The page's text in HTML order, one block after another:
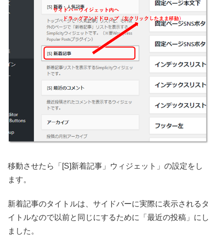
移動させたら「[S]新着記事」ウィジェット」の設定をし
ます。
新着記事のタイトルは、サイドバーに実際に表示されるタ
イトルなので以前と同じにするために「最近の投稿」にし
ました。